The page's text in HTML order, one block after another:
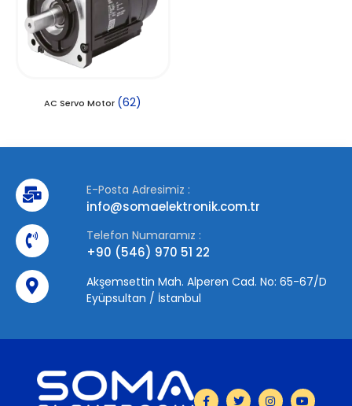
AC Servo Motor (62)
E-Posta Adresimiz :
info@somaelektronik.com.tr
Telefon Numaramız :
+90 (546) 970 51 22
Akşemsettin Mah. Alperen Cad. No: 65-67/D
Eyüpsultan / İstanbul